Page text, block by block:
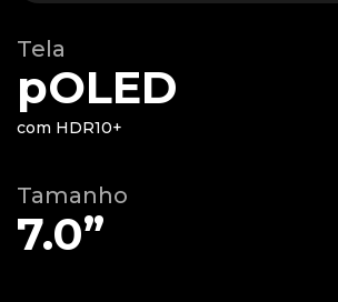
Tela
pOLED
com HDR10+
Tamanho
7.0”